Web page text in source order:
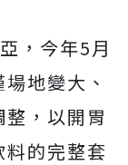
，今年5月
地變大、
，以開胃
的完整套